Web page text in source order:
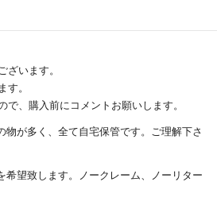
います。
。
、購入前にコメントお願いします。
物が多く、全て自宅保管です。ご理解下さ
希望致します。ノークレーム、ノーリター